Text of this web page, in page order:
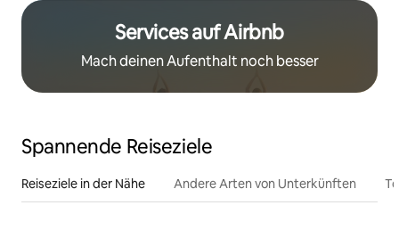
Services auf Airbnb
Mach deinen Aufenthalt noch besser
Spannende Reiseziele
Reiseziele in der Nähe Andere Arten von Unterkünften